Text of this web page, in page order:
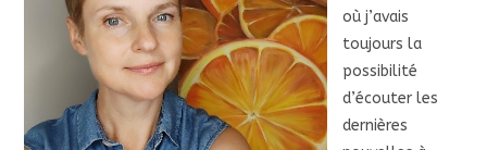
où j’avais
toujours la
possibilité
d’écouter les
dernières